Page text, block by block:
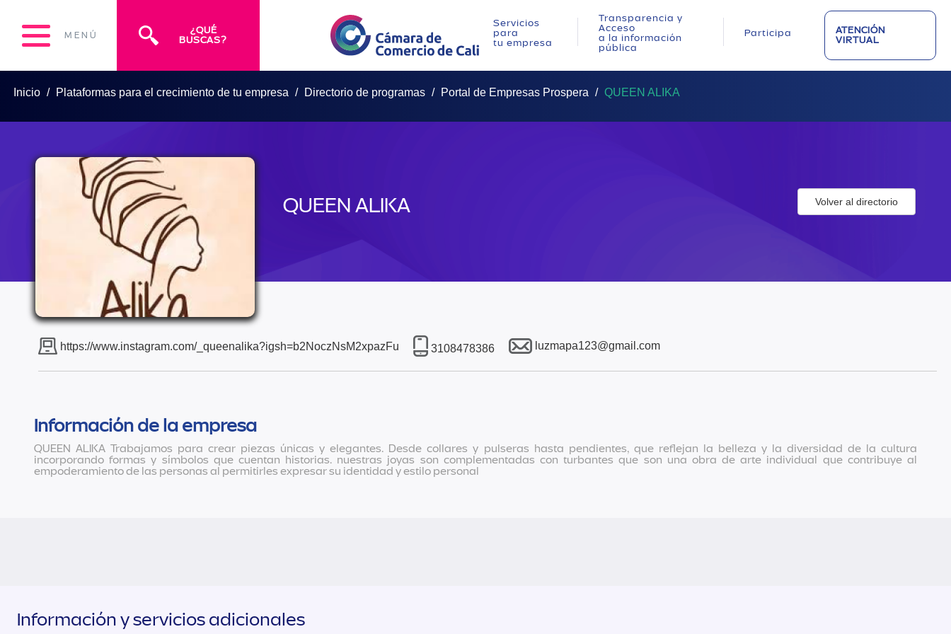
MENÚ
¿QUÉ
BUSCAS?
Servicios
para
tu empresa
Transparencia y
Acceso
a la información
pública
Participa
ATENCIÓN
VIRTUAL
Inicio Plataformas para el crecimiento de tu empresa Directorio de programas Portal de Empresas Prospera QUEEN ALIKA
QUEEN ALIKA Volver al directorio
https://www.instagram.com/_queenalika?igsh=b2NoczNsM2xpazFu 3108478386 luzmapa123@gmail.com
Información de la empresa
QUEEN ALIKA Trabajamos para crear piezas únicas y elegantes. Desde collares y pulseras hasta pendientes, que reflejan la belleza y la diversidad de la cultura
incorporando formas y símbolos que cuentan historias. nuestras joyas son complementadas con turbantes que son una obra de arte individual que contribuye al
empoderamiento de las personas al permitirles expresar su identidad y estilo personal
Información y servicios adicionales